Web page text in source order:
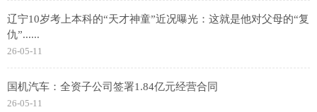
辽宁10岁考上本科的“天才神童”近况曝光：这就是他对父母的“复
仇”......
26-05-11
国机汽车：全资子公司签署1.84亿元经营合同
26-05-11